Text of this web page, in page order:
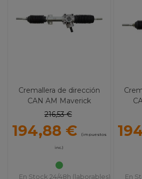
Cremallera de dirección
CAN AM Maverick
Commander Varios 4026
216,53 €
194,88 € (impuestos
inc.)
En Stock 24/48h (laborables) En